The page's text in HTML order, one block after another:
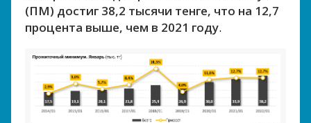
(ПМ) достиг 38,2 тысячи тенге, что на 12,7
процента выше, чем в 2021 году.